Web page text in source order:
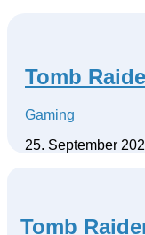
Tomb
Gaming
25. September
Tomb